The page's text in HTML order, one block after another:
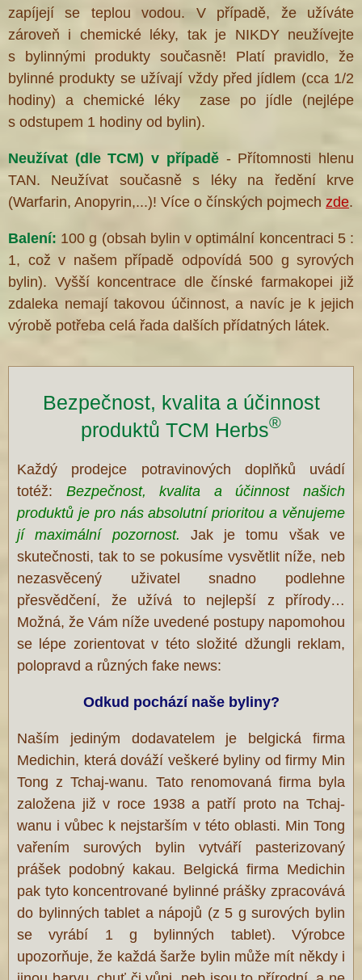
zapíjejí se teplou vodou. V případě, že užíváte
zároveň i chemické léky, tak je NIKDY neužívejte
s bylinnými produkty současně! Platí pravidlo, že
bylinné produkty se užívají vždy před jídlem (cca 1/2
hodiny) a chemické léky zase po jídle (nejlépe
s odstupem 1 hodiny od bylin).
Neužívat (dle TCM) v případě - Přítomnosti hlenu
TAN. Neužívat současně s léky na ředění krve
(Warfarin, Anopyrin,...)! Více o čínských pojmech zde.
Balení: 100 g (obsah bylin v optimální koncentraci 5 :
1, což v našem případě odpovídá 500 g syrových
bylin). Vyšší koncentrace dle čínské farmakopei již
zdaleka nemají takovou účinnost, a navíc je k jejich
výrobě potřeba celá řada dalších přídatných látek.
Bezpečnost, kvalita a účinnost
produktů TCM Herbs®
Každý prodejce potravinových doplňků uvádí
totéž: Bezpečnost, kvalita a účinnost našich
produktů je pro nás absolutní prioritou a věnujeme
jí maximální pozornost. Jak je tomu však ve
skutečnosti, tak to se pokusíme vysvětlit níže, neb
nezasvěcený uživatel snadno podlehne
přesvědčení, že užívá to nejlepší z přírody…
Možná, že Vám níže uvedené postupy napomohou
se lépe zorientovat v této složité džungli reklam,
polopravd a různých fake news:
Odkud pochází naše byliny?
Naším jediným dodavatelem je belgická firma
Medichin, která dováží veškeré byliny od firmy Min
Tong z Tchaj-wanu. Tato renomovaná firma byla
založena již v roce 1938 a patří proto na Tchaj-
wanu i vůbec k nejstarším v této oblasti. Min Tong
vařením surových bylin vytváří pasterizovaný
prášek podobný kakau. Belgická firma Medichin
pak tyto koncentrované bylinné prášky zpracovává
do bylinných tablet a nápojů (z 5 g surových bylin
se vyrábí 1 g bylinných tablet). Výrobce
upozorňuje, že každá šarže bylin může mít někdy i